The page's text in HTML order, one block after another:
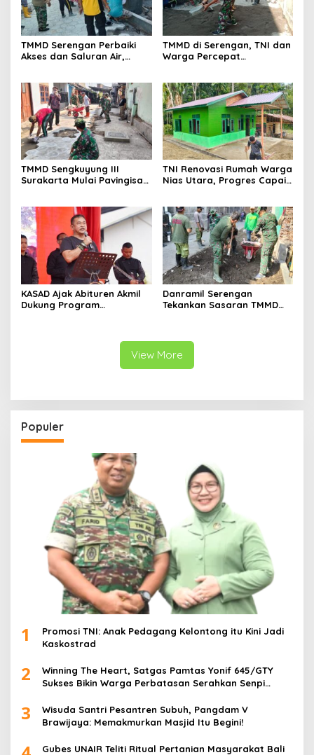
TMMD Serengan Perbaiki
Akses dan Saluran Air,
TMMD di Serengan, TNI dan
Warga Percepat
TMMD Sengkuyung III
Surakarta Mulai Pavingisasi
TNI Renovasi Rumah Warga
Nias Utara, Progres Capai
KASAD Ajak Abituren Akmil
Dukung Program
Danramil Serengan
Tekankan Sasaran TMMD
View More
Populer
1
Promosi TNI: Anak Pedagang Kelontong itu Kini Jadi
Kaskostrad
2
Winning The Heart, Satgas Pamtas Yonif 645/GTY
Sukses Bikin Warga Perbatasan Serahkan Senpi
3
Wisuda Santri Pesantren Subuh, Pangdam V
Brawijaya: Memakmurkan Masjid Itu Begini!
Gubes UNAIR Teliti Ritual Pertanian Masyarakat Bali